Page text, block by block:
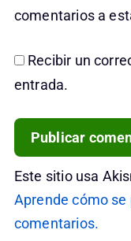
comentarios a
Recibir un
entrada.
Este sitio usa
Aprende cómo
comentarios.